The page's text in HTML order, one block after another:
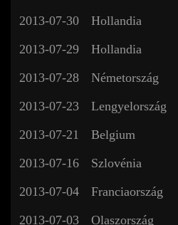
2013-07-30
Hollandia
2013-07-29
Hollandia
2013-07-28
Németország
2013-07-23
Lengyelország
2013-07-21
Belgium
2013-07-16
Szlovénia
2013-07-04
Franciaország
2013-07-03
Olaszország